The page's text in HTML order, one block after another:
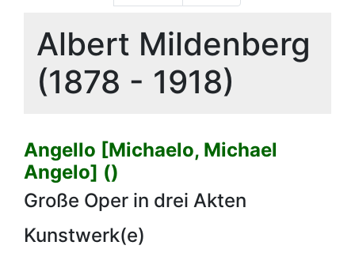
Albert Mildenberg
(1878 - 1918)
Angello [Michaelo, Michael
Angelo] ()
Große Oper in drei Akten
Kunstwerk(e)